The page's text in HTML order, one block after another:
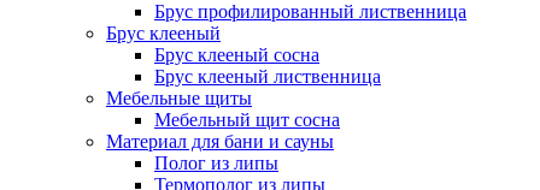
Брус профилированный лиственница
Брус клееный
Брус клееный сосна
Брус клееный лиственница
Мебельные щиты
Мебельный щит сосна
Материал для бани и сауны
Полог из липы
Термополог из липы